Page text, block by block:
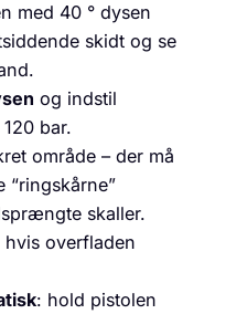
med 40 ° dysen
skidt og se
og indstil
bar.
område – der må
“ringskårne”
skaller.
overfladen
: hold pistolen